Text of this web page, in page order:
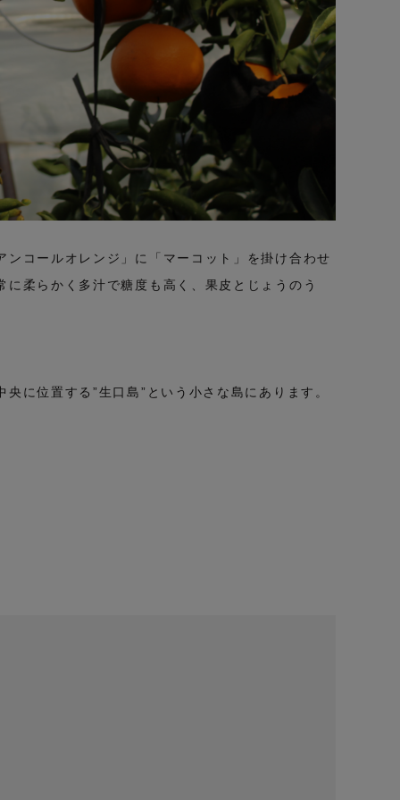
コールオレンジ」に「マーコット」を掛け合わせ
柔らかく多汁で糖度も高く、果皮とじょうのう
に位置する”生口島”という小さな島にあります。